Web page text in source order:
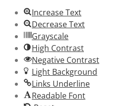
Increase Text
Decrease Text
Grayscale
High Contrast
Negative Contrast
Light Background
Links Underline
Readable Font